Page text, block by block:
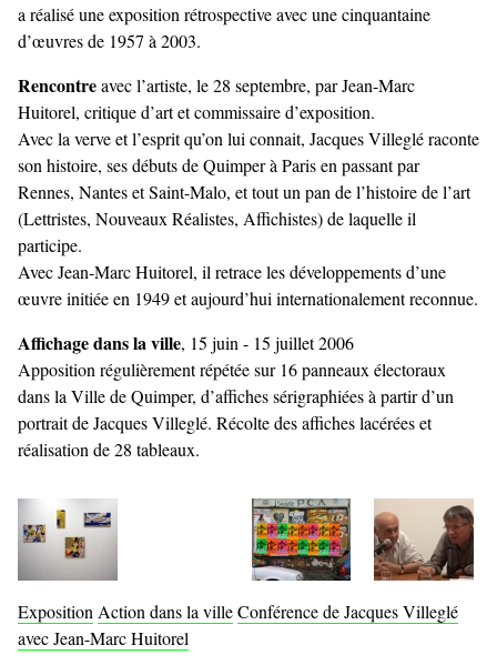
a réalisé une exposition rétrospective avec une cinquantaine
d’œuvres de 1957 à 2003.
Rencontreavec l’artiste, le 28 septembre, par Jean-Marc
Huitorel, critique d’art et commissaire d’exposition.
Avec la verve et l’esprit qu’on lui connait, Jacques Villeglé raconte
son histoire, ses débuts de Quimper à Paris en passant par
Rennes, Nantes et Saint-Malo, et tout un pan de l’histoire de l’art
(Lettristes, Nouveaux Réalistes, Affichistes) de laquelle il
participe.
Avec Jean-Marc Huitorel, il retrace les développements d’une
œuvre initiée en 1949 et aujourd’hui internationalement reconnue.
Affichage dans la ville, 15 juin - 15 juillet 2006
Apposition régulièrement répétée sur 16 panneaux électoraux
dans la Ville de Quimper, d’affiches sérigraphiées à partir d’un
portrait de Jacques Villeglé. Récolte des affiches lacérées et
réalisation de 28 tableaux.
ExpositionAction dans la villeConférence de Jacques Villeglé
avec Jean-Marc Huitorel